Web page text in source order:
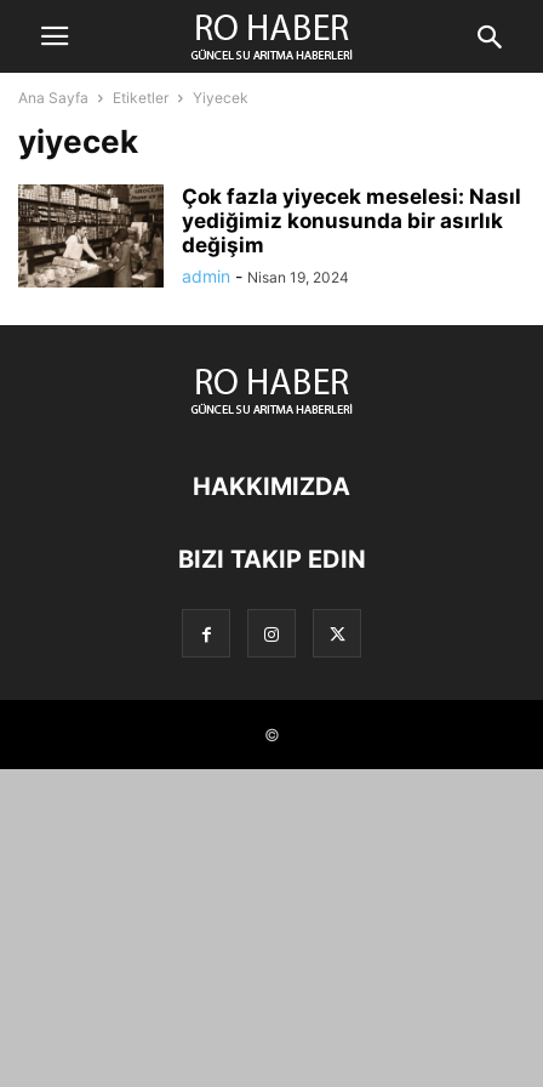
Ana Sayfa Etiketler Yiyecek
yiyecek
Çok fazla yiyecek meselesi: Nasıl
yediğimiz konusunda bir asırlık
değişim
admin - Nisan 19, 2024
HAKKIMIZDA
BIZI TAKIP EDIN
©